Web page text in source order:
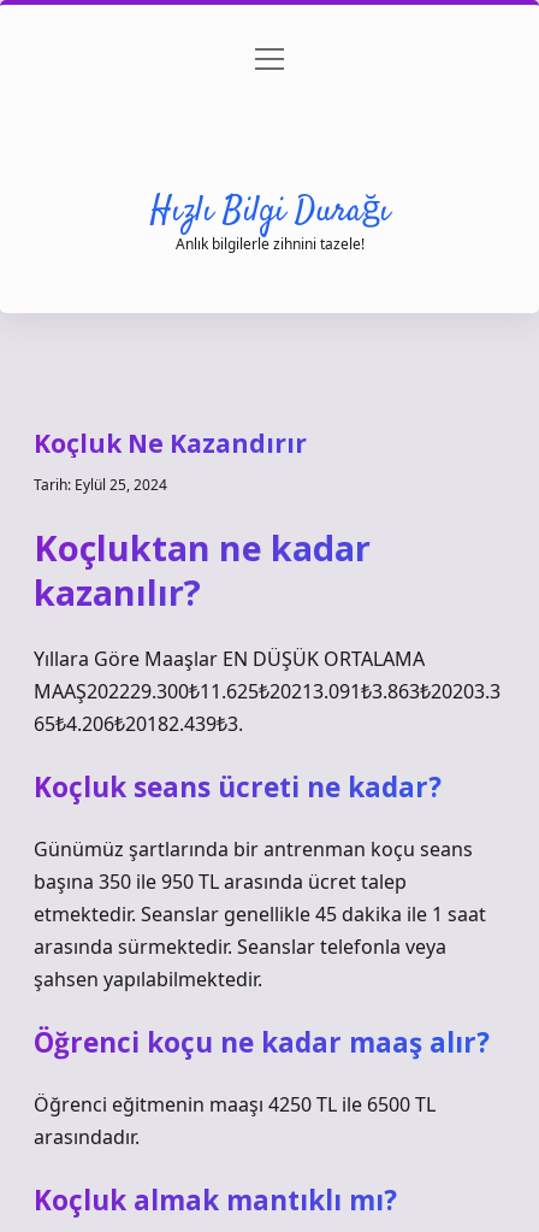
Gizlilik Politikası
menüyü
Hızlı Bilgi Durağı
Anlık bilgilerle zihnini tazele!
Koçluk Ne Kazandırır
Tarih: Eylül 25, 2024
Koçluktan ne kadar
kazanılır?
Yıllara Göre Maaşlar EN DÜŞÜK ORTALAMA
MAAŞ202229.300₺11.625₺20213.091₺3.863₺20203.3
65₺4.206₺20182.439₺3.
Koçluk seans ücreti ne kadar?
Günümüz şartlarında bir antrenman koçu seans
başına 350 ile 950 TL arasında ücret talep
etmektedir. Seanslar genellikle 45 dakika ile 1 saat
arasında sürmektedir. Seanslar telefonla veya
şahsen yapılabilmektedir.
Öğrenci koçu ne kadar maaş alır?
Öğrenci eğitmenin maaşı 4250 TL ile 6500 TL
arasındadır.
Koçluk almak mantıklı mı?